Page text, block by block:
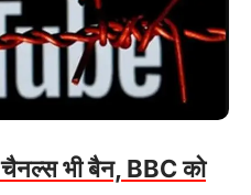
चैनल्स भीबैन, BBC को